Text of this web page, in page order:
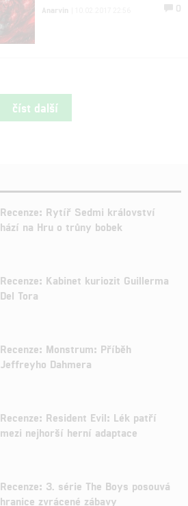
Anarvin 0
číst další
Recenze: Rytíř Sedmi království
hází na Hru o trůny bobek
Recenze: Kabinet kuriozit Guillerma
Del Tora
Recenze: Monstrum: Příběh
Jeffreyho Dahmera
Recenze: Resident Evil: Lék patří
mezi nejhorší herní adaptace
Recenze: 3. série The Boys posouvá
hranice zvrácené zábavy